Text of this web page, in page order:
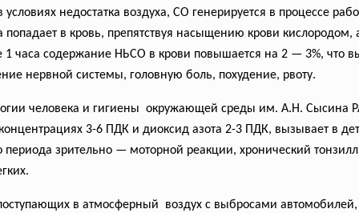
недостатка воздуха, CO генерируется в процессе
в кровь, препятствуя насыщению крови
часа содержание НЬСО в крови повышается на 2 — 3%, что
нервной системы, головную боль, похудение, рвоту.
человека и гигиены окружающей среды им. А.Н. Сысина
3-6 ПДК и диоксид азота 2-3 ПДК, вызывает в
зрительно — моторной реакции, хронический
в атмосферный воздух с выбросами